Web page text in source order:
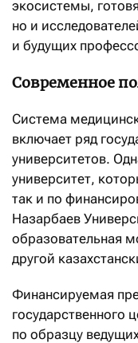
экосистемы,
но и
и будущих
Современное
Система
включает ряд
университетов.
университет,
так и по
Назарбаев
образовательная
другой
Финансируемая
государственного
по образцу